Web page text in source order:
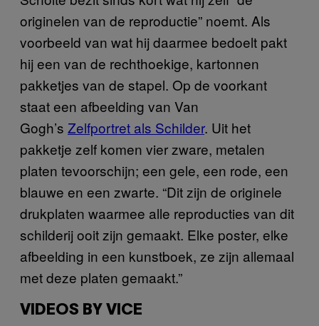
originelen van de reproductie” noemt. Als
voorbeeld van wat hij daarmee bedoelt pakt
hij een van de rechthoekige, kartonnen
pakketjes van de stapel. Op de voorkant
staat een afbeelding van Van
Gogh’s Zelfportret als Schilder. Uit het
pakketje zelf komen vier zware, metalen
platen tevoorschijn; een gele, een rode, een
blauwe en een zwarte. “Dit zijn de originele
drukplaten waarmee alle reproducties van dit
schilderij ooit zijn gemaakt. Elke poster, elke
afbeelding in een kunstboek, ze zijn allemaal
met deze platen gemaakt.”
VIDEOS BY VICE